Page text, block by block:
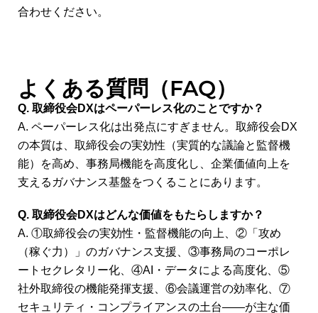
合わせください。
よくある質問（FAQ）
Q. 取締役会DXはペーパーレス化のことですか？
A. ペーパーレス化は出発点にすぎません。取締役会DX
の本質は、取締役会の実効性（実質的な議論と監督機
能）を高め、事務局機能を高度化し、企業価値向上を
支えるガバナンス基盤をつくることにあります。
Q. 取締役会DXはどんな価値をもたらしますか？
A. ①取締役会の実効性・監督機能の向上、②「攻め
（稼ぐ力）」のガバナンス支援、③事務局のコーポレ
ートセクレタリー化、④AI・データによる高度化、⑤
社外取締役の機能発揮支援、⑥会議運営の効率化、⑦
セキュリティ・コンプライアンスの土台――が主な価